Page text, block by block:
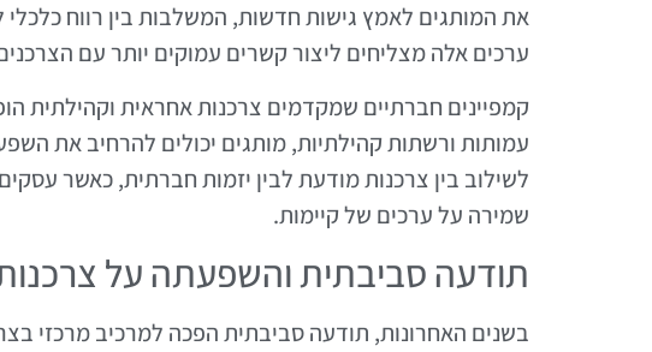
את המותגים לאמץ גישות חדשות, המשלבות בין רווח
ערכים אלה מצליחים ליצור קשרים עמוקים יותר עם
קמפיינים חברתיים שמקדמים צרכנות אחראית וקהילתית
עמותות ורשתות קהילתיות, מותגים יכולים להרחיב את
לשילוב בין צרכנות מודעת לבין יזמות חברתית, כאשר
שמירה על ערכים של קיימות.
תודעה סביבתית והשפעתה על
בשנים האחרונות, תודעה סביבתית הפכה למרכיב מרכזי